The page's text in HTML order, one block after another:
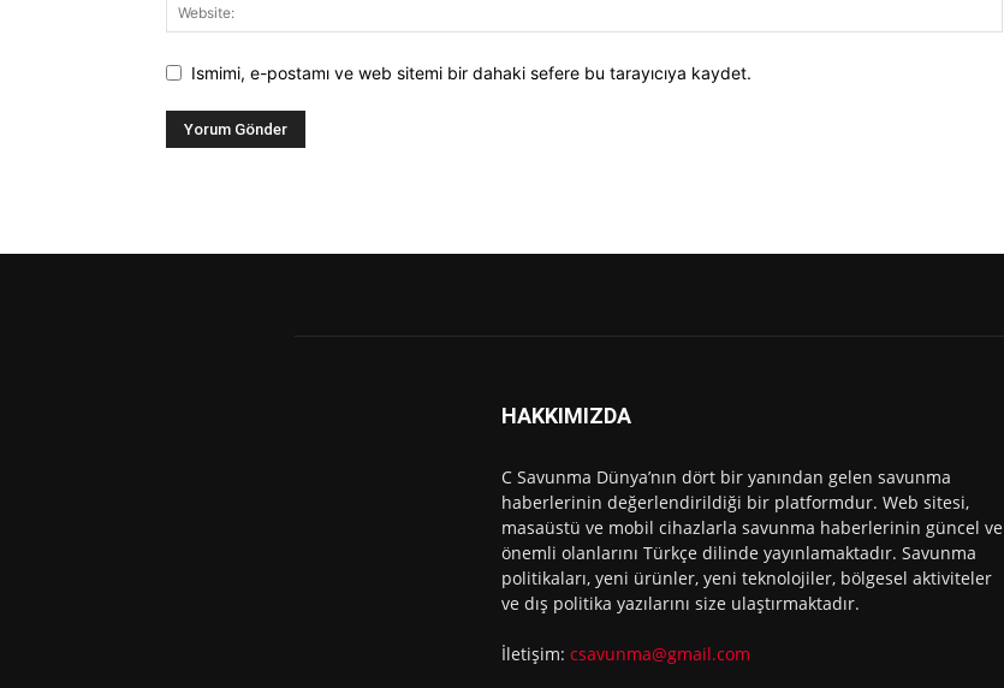
Ismimi, e-postamı ve web sitemi bir dahaki sefere bu tarayıcıya kaydet.
HAKKIMIZDA
C Savunma Dünya’nın dört bir yanından gelen savunma
haberlerinin değerlendirildiği bir platformdur. Web sitesi,
masaüstü ve mobil cihazlarla savunma haberlerinin güncel ve
önemli olanlarını Türkçe dilinde yayınlamaktadır. Savunma
politikaları, yeni ürünler, yeni teknolojiler, bölgesel aktiviteler
ve dış politika yazılarını size ulaştırmaktadır.
İletişim: csavunma@gmail.com